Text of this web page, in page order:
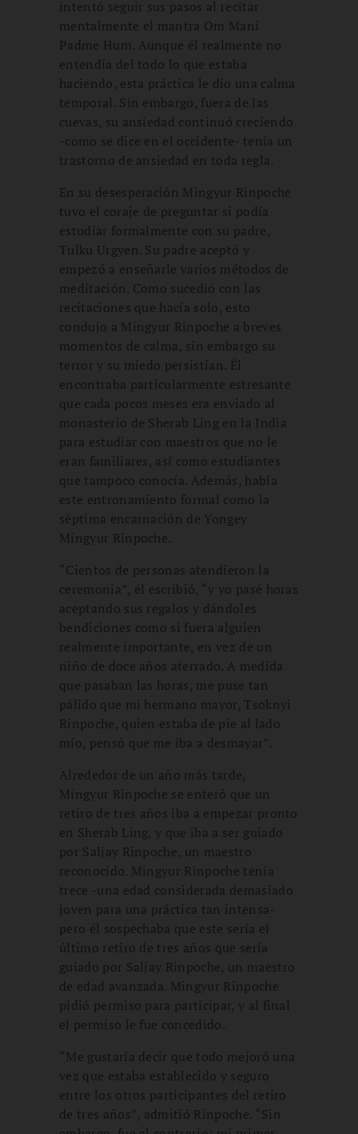
intentó seguir sus pasos al recitar
mentalmente el mantra Om Mani
Padme Hum. Aunque él realmente no
entendía del todo lo que estaba
haciendo, esta práctica le dio una calma
temporal. Sin embargo, fuera de las
cuevas, su ansiedad continuó creciendo
-como se dice en el occidente- tenía un
trastorno de ansiedad en toda regla.
En su desesperación Mingyur Rinpoche
tuvo el coraje de preguntar si podía
estudiar formalmente con su padre,
Tulku Urgyen. Su padre aceptó y
empezó a enseñarle varios métodos de
meditación. Como sucedió con las
recitaciones que hacía solo, esto
condujo a Mingyur Rinpoche a breves
momentos de calma, sin embargo su
terror y su miedo persistían. Él
encontraba particularmente estresante
que cada pocos meses era enviado al
monasterio de Sherab Ling en la India
para estudiar con maestros que no le
eran familiares, así como estudiantes
que tampoco conocía. Además, había
este entronamiento formal como la
séptima encarnación de Yongey
Mingyur Rinpoche.
“Cientos de personas atendieron la
ceremonia”, él escribió, “y yo pasé horas
aceptando sus regalos y dándoles
bendiciones como si fuera alguien
realmente importante, en vez de un
niño de doce años aterrado. A medida
que pasaban las horas, me puse tan
pálido que mi hermano mayor, Tsoknyi
Rinpoche, quien estaba de pie al lado
mío, pensó que me iba a desmayar”.
Alrededor de un año más tarde,
Mingyur Rinpoche se enteró que un
retiro de tres años iba a empezar pronto
en Sherab Ling, y que iba a ser guiado
por Saljay Rinpoche, un maestro
reconocido. Mingyur Rinpoche tenía
trece -una edad considerada demasiado
joven para una práctica tan intensa-
pero él sospechaba que este sería el
último retiro de tres años que sería
guiado por Saljay Rinpoche, un maestro
de edad avanzada. Mingyur Rinpoche
pidió permiso para participar, y al final
el permiso le fue concedido.
“Me gustaría decir que todo mejoró una
vez que estaba establecido y seguro
entre los otros participantes del retiro
de tres años”, admitió Rinpoche. “Sin